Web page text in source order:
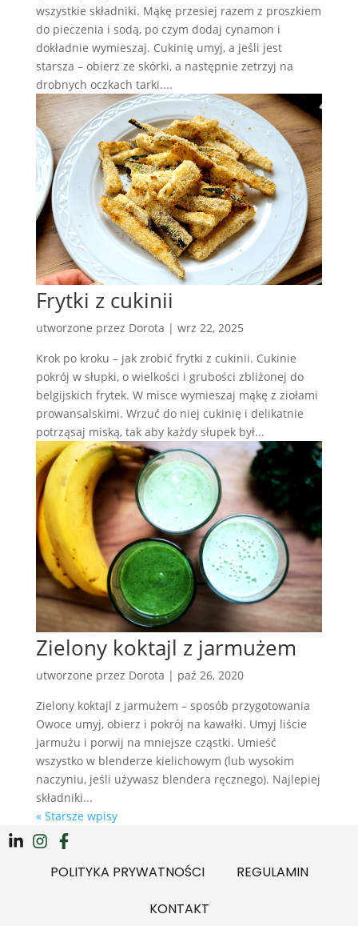
wszystkie składniki. Mąkę przesiej razem z proszkiem
do pieczenia i sodą, po czym dodaj cynamon i
dokładnie wymieszaj. Cukinię umyj, a jeśli jest
starsza – obierz ze skórki, a następnie zetrzyj na
drobnych oczkach tarki....
Frytki z cukinii
utworzone przez Dorota | wrz 22, 2025
Krok po kroku – jak zrobić frytki z cukinii. Cukinie
pokrój w słupki, o wielkości i grubości zbliżonej do
belgijskich frytek. W misce wymieszaj mąkę z ziołami
prowansalskimi. Wrzuć do niej cukinię i delikatnie
potrząsaj miską, tak aby każdy słupek był...
Zielony koktajl z jarmużem
utworzone przez Dorota | paź 26, 2020
Zielony koktajl z jarmużem – sposób przygotowania
Owoce umyj, obierz i pokrój na kawałki. Umyj liście
jarmużu i porwij na mniejsze cząstki. Umieść
wszystko w blenderze kielichowym (lub wysokim
naczyniu, jeśli używasz blendera ręcznego). Najlepiej
składniki...
« Starsze wpisy
POLITYKA PRYWATNOŚCI
REGULAMIN
KONTAKT